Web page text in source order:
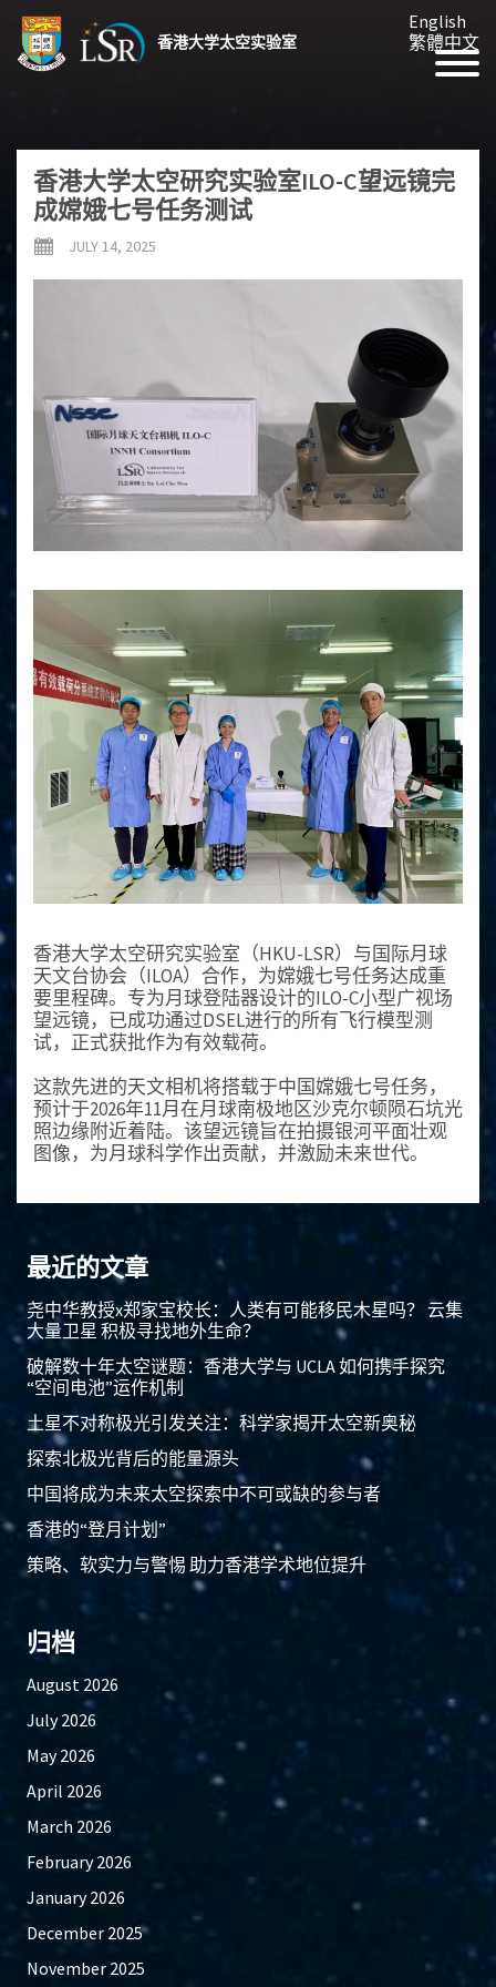
香港大学太空实验室
English
繁體中文
香港大学太空研究实验室ILO-C望远镜完
成嫦娥七号任务测试
JULY 14, 2025
香港大学太空研究实验室（HKU-LSR）与国际月球
天文台协会（ILOA）合作，为嫦娥七号任务达成重
要里程碑。专为月球登陆器设计的ILO-C小型广视场
望远镜，已成功通过DSEL进行的所有飞行模型测
试，正式获批作为有效载荷。
这款先进的天文相机将搭载于中国嫦娥七号任务，
预计于2026年11月在月球南极地区沙克尔顿陨石坑光
照边缘附近着陆。该望远镜旨在拍摄银河平面壮观
图像，为月球科学作出贡献，并激励未来世代。
最近的文章
尧中华教授x郑家宝校长：人类有可能移民木星吗？ 云集
大量卫星 积极寻找地外生命？
破解数十年太空谜题：香港大学与 UCLA 如何携手探究
“空间电池”运作机制
土星不对称极光引发关注：科学家揭开太空新奥秘
探索北极光背后的能量源头
中国将成为未来太空探索中不可或缺的参与者
香港的“登月计划”
策略、软实力与警惕 助力香港学术地位提升
归档
August 2026
July 2026
May 2026
April 2026
March 2026
February 2026
January 2026
December 2025
November 2025